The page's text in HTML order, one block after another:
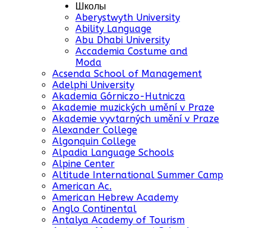
Школы
Aberystwyth University
Ability Language
Abu Dhabi University
Accademia Costume and
Moda
Acsenda School of Management
Adelphi University
Akademia Górniczo-Hutnicza
Akademie muzických umění v Praze
Akademie vyvtarných umění v Praze
Alexander College
Algonquin College
Alpadia Language Schools
Alpine Center
Altitude International Summer Camp
American Ac.
American Hebrew Academy
Anglo Continental
Antalya Academy of Tourism